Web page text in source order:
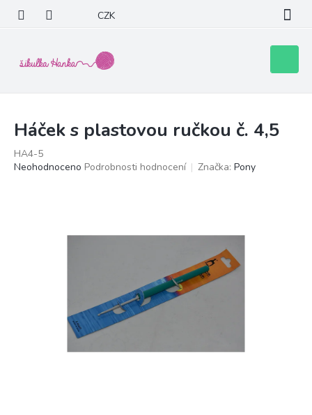
obsah
CZK
košík
Háček s plastovou ručkou č. 4,5
HA4-5
Průměrné
Neohodnoceno Podrobnosti hodnocení Značka: Pony